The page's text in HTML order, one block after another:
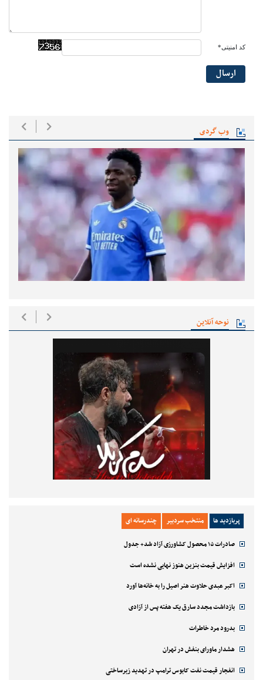
وب گردی
نوحه آنلاین
پربازدید ها منتخب سردبیر چندرسانه ای
صادرات ۱۵ محصول کشاورزی آزاد شد+ جدول
افزایش قیمت بنزین هنوز نهایی نشده است
اکبر عبدی حلاوت هنر اصیل را به خانه‌ها آورد
بازداشت مجدد سارق یک هفته پس از آزادی
بدرود مرد خاطرات
هشدار ماورای بنفش در تهران
انفجار قیمت نفت کابوس ترامپ در تهدید زیرساختی
کد امنیتی*
ارسال